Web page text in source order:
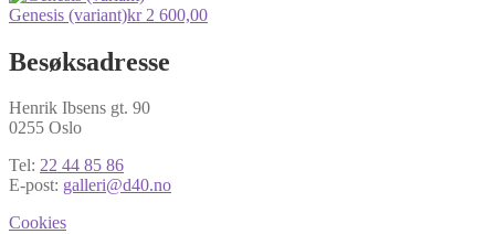
Genesis (variant)kr2 600,00
Besøksadresse
Henrik Ibsens gt. 90
0255 Oslo
Tel: 22 44 85 86
E-post: galleri@d40.no
Cookies